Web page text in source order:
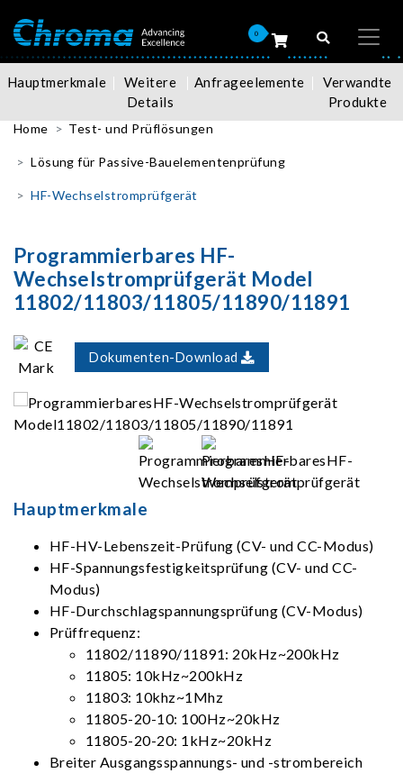
0
Hauptmerkmale
Weitere
Details
Anfrageelemente
Verwandte
Produkte
Home Test- und Prüflösungen
Lösung für Passive-Bauelementenprüfung
HF-Wechselstromprüfgerät
Programmierbares HF-
Wechselstromprüfgerät Model
11802/11803/11805/11890/11891
Dokumenten-Download
Hauptmerkmale
HF-HV-Lebenszeit-Prüfung (CV- und CC-Modus)
HF-Spannungsfestigkeitsprüfung (CV- und CC-
Modus)
HF-Durchschlagspannungsprüfung (CV-Modus)
Prüffrequenz:
11802/11890/11891: 20kHz~200kHz
11805: 10kHz~200kHz
11803: 10khz~1Mhz
11805-20-10: 100Hz~20kHz
11805-20-20: 1kHz~20kHz
Breiter Ausgangsspannungs- und -strombereich